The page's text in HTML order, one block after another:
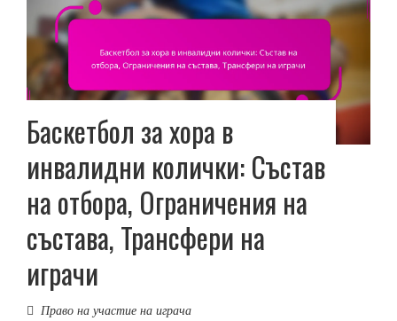
Баскетбол за хора в
инвалидни колички: Състав
на отбора, Ограничения на
състава, Трансфери на
играчи
Право на участие на играча